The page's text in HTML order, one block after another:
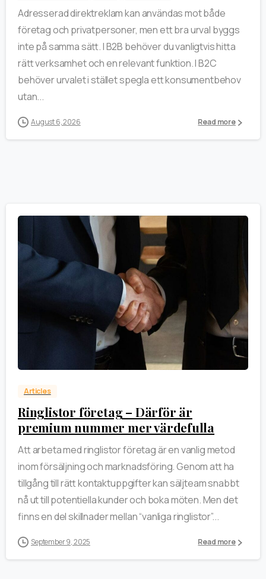
Adresserad direktreklam kan användas mot både
företag och privatpersoner, men ett bra urval byggs
inte på samma sätt. I B2B behöver du vanligtvis hitta
rätt verksamhet och en relevant funktion. I B2C
behöver urvalet i stället spegla ett konsumentbehov
utan...
August 6, 2026 Read more
Articles
Ringlistor företag – Därför är
premium nummer mer värdefulla
Att arbeta med ringlistor företag är en vanlig metod
inom försäljning och marknadsföring. Genom att ha
tillgång till rätt kontaktuppgifter kan säljteam snabbt
nå ut till potentiella kunder och boka möten. Men det
finns en del skillnader mellan “vanliga ringlistor”...
September 9, 2025 Read more